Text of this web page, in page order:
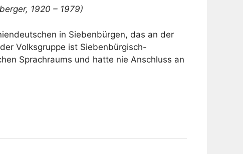
1920 – 1979)
in Siebenbürgen, das an der
Volksgruppe ist Siebenbürgisch-
Sprachraums und hatte nie Anschluss an